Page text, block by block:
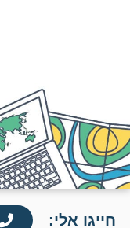
חייגו אלי: